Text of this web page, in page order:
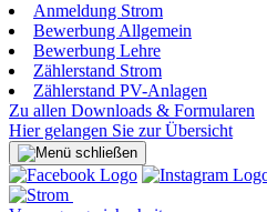
Anmeldung Strom
Bewerbung Allgemein
Bewerbung Lehre
Zählerstand Strom
Zählerstand PV-Anlagen
Zu allen Downloads & Formularen
Hier gelangen Sie zur Übersicht